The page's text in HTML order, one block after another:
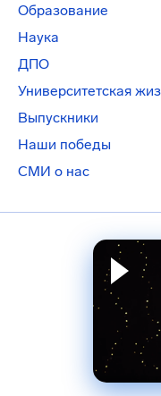
Образование
Наука
ДПО
Университетская
Выпускники
Наши победы
СМИ о нас